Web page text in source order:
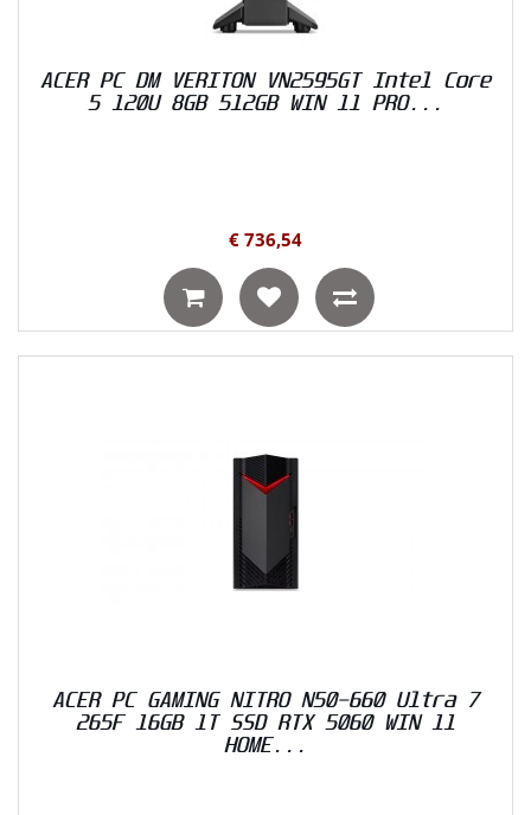
ACER PC DM VERITON VN2595GT Intel Core
5 120U 8GB 512GB WIN 11 PRO...
€ 736,54
ACER PC GAMING NITRO N50-660 Ultra 7
265F 16GB 1T SSD RTX 5060 WIN 11
HOME...